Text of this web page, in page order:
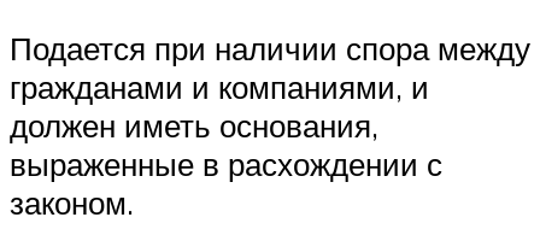
Подается при наличии спора между
гражданами и компаниями, и
должен иметь основания,
выраженные в расхождении с
законом.